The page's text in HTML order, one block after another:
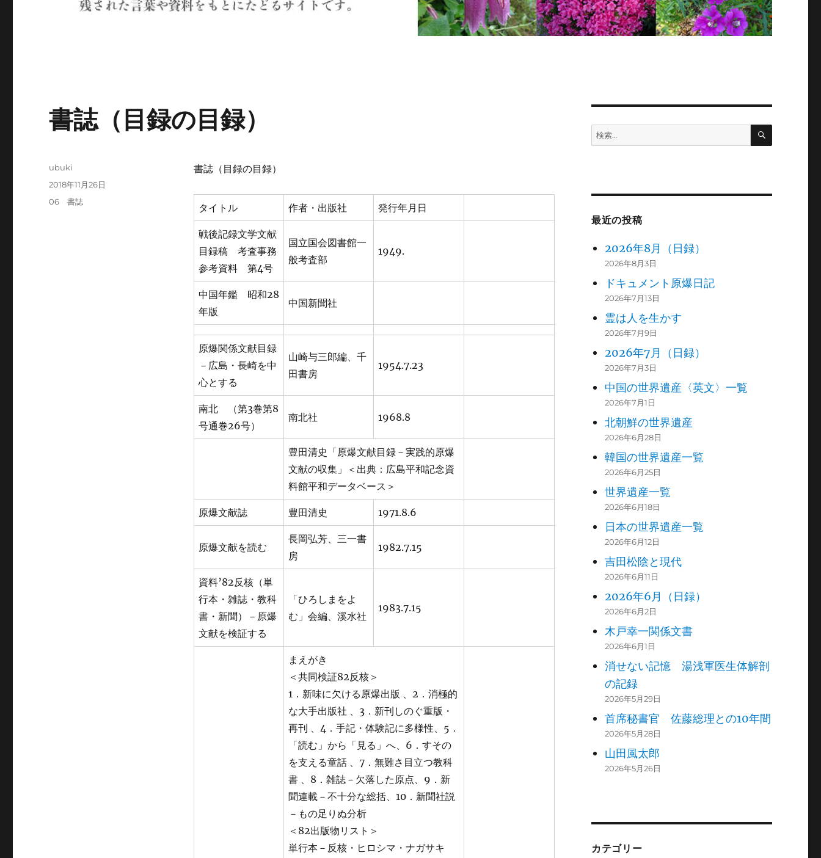
書誌（目録の目録）
書誌（目録の目録）
タイトル 作者・出版社 発行年月日
戦後記録文学文献
目録稿 考査事務
参考資料 第4号
国立国会図書館一
般考査部
1949.
中国年鑑 昭和28
年版
中国新聞社
原爆関係文献目録
－広島・長崎を中
心とする
山崎与三郎編、千
田書房
1954.7.23
南北 （第3巻第8
号通巻26号）
南北社 1968.8
豊田清史「原爆文献目録－実践的原爆
文献の収集」＜出典：広島平和記念資
料館平和データベース＞
原爆文献誌 豊田清史 1971.8.6
原爆文献を読む
長岡弘芳、三一書
房
1982.7.15
資料’82反核（単
行本・雑誌・教科
書・新聞）－原爆
文献を検証する
「ひろしまをよ
む」会編、溪水社
1983.7.15
まえがき
＜共同検証82反核＞
1．新味に欠ける原爆出版 、2．消極的
な大手出版社 、3．新刊しのぐ重版・
再刊 、4．手記・体験記に多様性、5．
「読む」から「見る」へ、6．すその
を支える童話 、7．無難さ目立つ教科
書 、8．雑誌－欠落した原点、9．新
聞連載－不十分な総括、10．新聞社説
－もの足りぬ分析
＜82出版物リスト＞
単行本－反核・ヒロシマ・ナガサキ
投
ubuki
投
2018年11月26日
カ
06 書誌
検
索:
検
最近の投稿
2026年8月（日録）
2026年8月3日
ドキュメント原爆日記
2026年7月13日
霊は人を生かす
2026年7月9日
2026年7月（日録）
2026年7月3日
中国の世界遺産〈英文〉一覧
2026年7月1日
北朝鮮の世界遺産
2026年6月28日
韓国の世界遺産一覧
2026年6月25日
世界遺産一覧
2026年6月18日
日本の世界遺産一覧
2026年6月12日
吉田松陰と現代
2026年6月11日
2026年6月（日録）
2026年6月2日
木戸幸一関係文書
2026年6月1日
消せない記憶 湯浅軍医生体解剖
の記録
2026年5月29日
首席秘書官 佐藤総理との10年間
2026年5月28日
山田風太郎
2026年5月26日
カテゴリー